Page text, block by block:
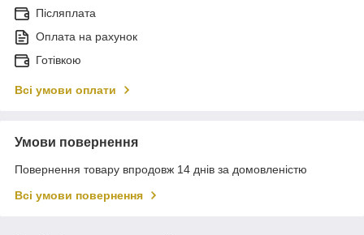
Післяплата
Оплата на рахунок
Готівкою
Всі умови оплати
Умови повернення
Повернення товару впродовж 14 днів за домовленістю
Всі умови повернення